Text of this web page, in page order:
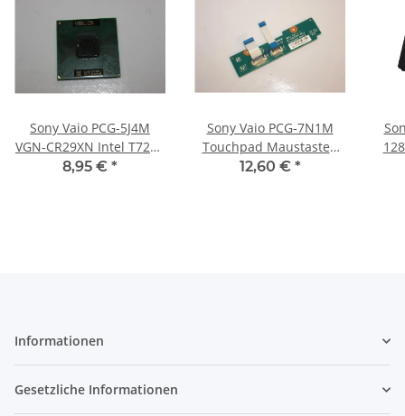
Sony Vaio PCG-5J4M
VGN-CR29XN Intel T7250
CPU (2,00GHz/2M/800)
8,95 € *
Sony Vaio PCG-7N1M
Touchpad Maustasten
Board mit Kabel 1P-
12,60 € *
Informationen
Gesetzliche Informationen